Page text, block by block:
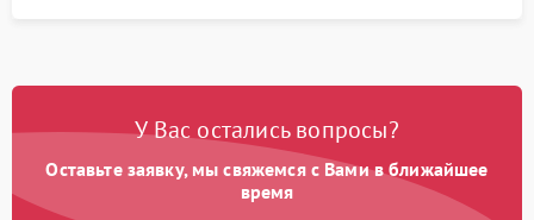
У Вас остались вопросы?
Оставьте заявку, мы свяжемся с Вами в ближайшее
время